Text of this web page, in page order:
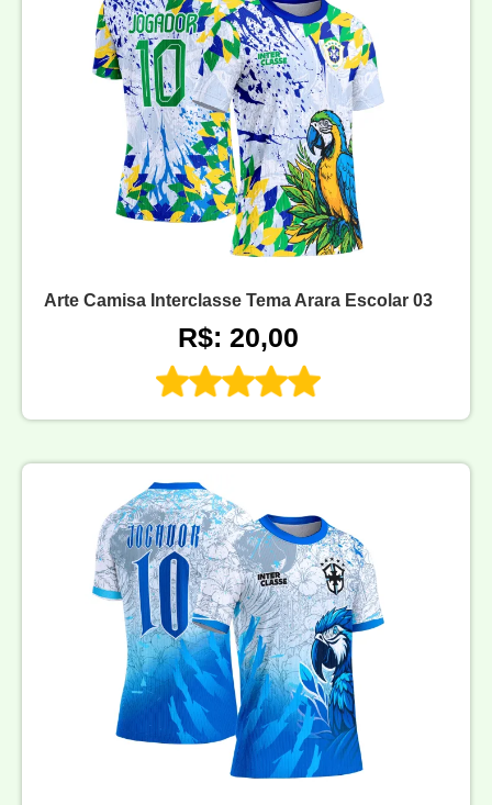
Arte Camisa Interclasse Tema Arara Escolar 03
R$: 20,00